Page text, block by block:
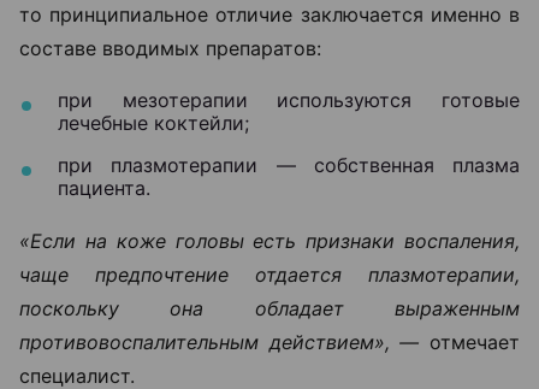
то принципиальное отличие заключается именно в
составе вводимых препаратов:
при мезотерапии используются готовые
лечебные коктейли;
при плазмотерапии — собственная плазма
пациента.
«Если на коже головы есть признаки воспаления,
чаще предпочтение отдается плазмотерапии,
поскольку она обладает выраженным
противовоспалительным действием», — отмечает
специалист.